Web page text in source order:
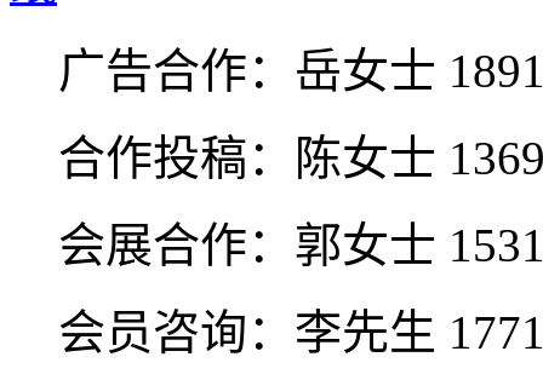
广告合作： 岳女士
合作投稿：
陈女士
会展合作： 郭女士
会员咨询： 李先生